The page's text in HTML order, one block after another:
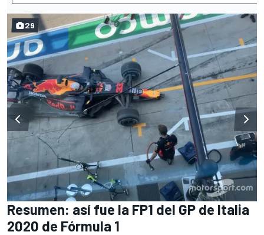
29
Resumen: así fue la FP1 del GP de Italia
2020 de Fórmula 1